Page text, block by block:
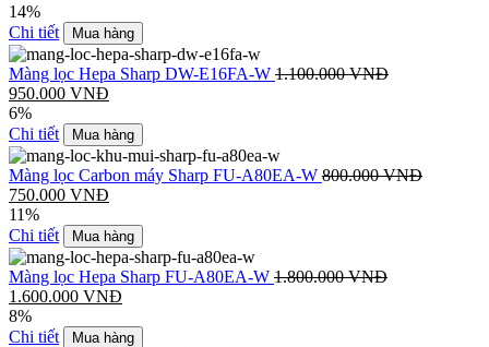
14%
Chi tiết
Mua hàng
Màng lọc Hepa Sharp DW-E16FA-W 1.100.000VNĐ
950.000 VNĐ
6%
Chi tiết
Mua hàng
Màng lọc Carbon máy Sharp FU-A80EA-W 800.000VNĐ
750.000 VNĐ
11%
Chi tiết
Mua hàng
Màng lọc Hepa Sharp FU-A80EA-W 1.800.000VNĐ
1.600.000 VNĐ
8%
Chi tiết
Mua hàng